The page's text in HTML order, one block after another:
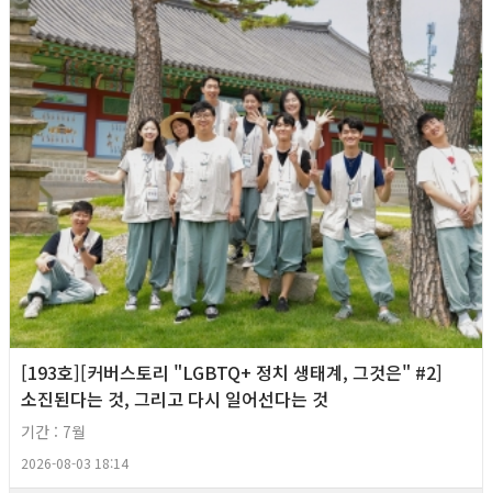
[193호][커버스토리 "LGBTQ+ 정치 생태계, 그것은" #2]
소진된다는 것, 그리고 다시 일어선다는 것
기간 : 7월
2026-08-03 18:14